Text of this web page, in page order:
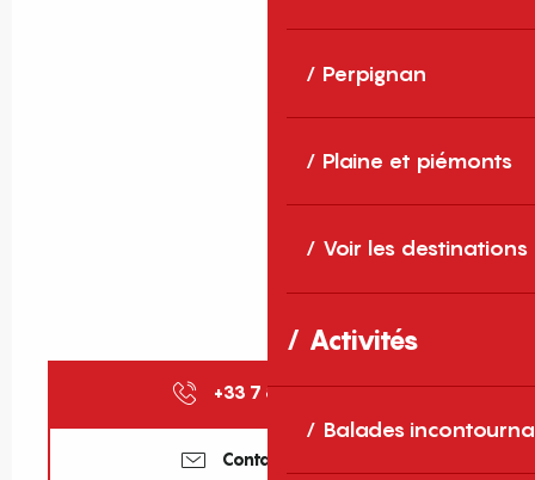
Perpignan
Plaine et piémonts
Voir les destinations
Activités
Balades
+33 7 81 83 90▒▒
Contactez-nous